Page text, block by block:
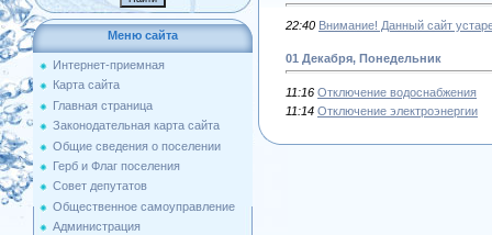
Меню сайта
Интернет-приемная
Карта сайта
Главная страница
Законодательная карта сайта
Общие сведения о поселении
Герб и Флаг поселения
Совет депутатов
Общественное самоуправление
Администрация
22:40 Внимание! Данный сайт
01 Декабря, Понедельник
11:16 Отключение водоснабжения
11:14 Отключение электроэнергии